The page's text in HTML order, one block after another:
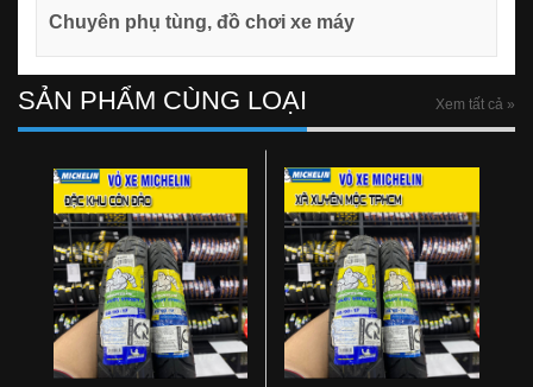
Chuyên phụ tùng, đồ chơi xe máy
SẢN PHẨM CÙNG LOẠI Xem tất cả »